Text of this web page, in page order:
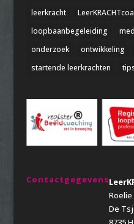
leerkracht
loopbaanbegeleiding
onderzoek
ontwikkeling
startende leerkrachten
Contactgegevens
De